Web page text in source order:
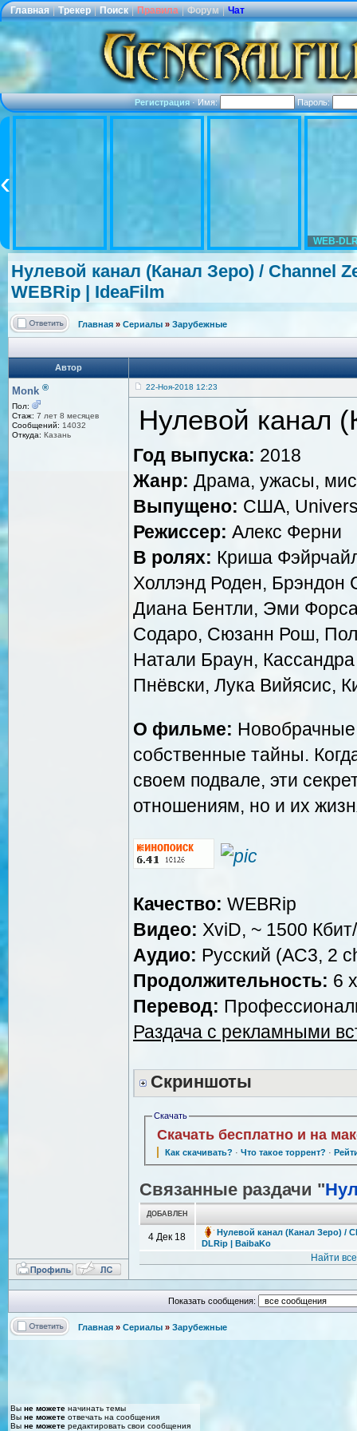
Главная | Трекер | Поиск | Правила | Форум | Чат
Регистрация·Имя: Пароль:
WEB-
Нулевой канал (Канал Зеро) / Channel
WEBRip | IdeaFilm
Главная » Сериалы » Зарубежные
Автор
Monk ®
Пол:
Стаж: 7 лет 8 месяцев
Сообщений: 14032
Откуда: Казань
22-Ноя-2018 12:23
Нулевой канал
Год выпуска: 2018
Жанр: Драма, ужасы,
Выпущено: США,
Режиссер: Алекс Ферни
В ролях: Криша
Холлэнд Роден, Брэндон
Диана Бентли, Эми
Содаро, Сюзанн Рош,
Натали Браун,
Пнёвски, Лука Вийясис,
О фильме:
собственные тайны.
своем подвале, эти
отношениям, но и их
Качество: WEBRip
Видео: XviD, ~ 1500
Аудио: Русский (AC3, 2
Продолжительность: 6
Перевод:
Раздача с рекламными
Скриншоты
Скачать
Скачать бесплатно и на
Как скачивать? · Что такое торрент? ·
Связанные раздачи "
ДОБАВЛЕН
4 Дек 18
Нулевой канал (Канал Зеро) /
DLRip | BaibaKo
Найти
Показать сообщения:
Главная » Сериалы » Зарубежные
Вы не можете начинать темы
Вы не можете отвечать на сообщения
Вы не можете редактировать свои сообщения